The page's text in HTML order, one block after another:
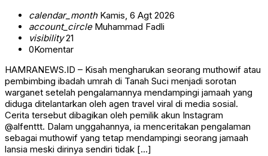
calendar_monthKamis, 6 Agt 2026
account_circleMuhammad Fadli
visibility21
0Komentar
HAMRANEWS.ID – Kisah mengharukan seorang muthowif atau
pembimbing ibadah umrah di Tanah Suci menjadi sorotan
warganet setelah pengalamannya mendampingi jamaah yang
diduga ditelantarkan oleh agen travel viral di media sosial.
Cerita tersebut dibagikan oleh pemilik akun Instagram
@alfenttt. Dalam unggahannya, ia menceritakan pengalaman
sebagai muthowif yang tetap mendampingi seorang jamaah
lansia meski dirinya sendiri tidak […]